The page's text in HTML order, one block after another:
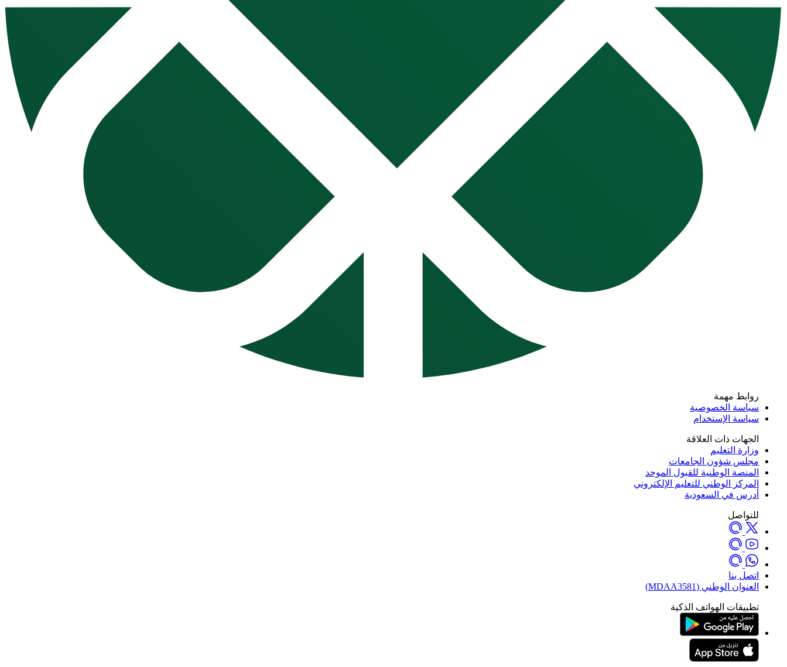
روابط مهمة
سياسة الخصوصية
سياسة الإستخدام
الجهات ذات العلاقة
وزارة التعليم
مجلس شؤون الجامعات
المنصة الوطنية للقبول الموحد
المركز الوطني للتعليم الإلكتروني
أدرس في السعودية
للتواصل
اتصل بنا
العنوان الوطني (MDAA3581)
تطبيقات الهواتف الذكية